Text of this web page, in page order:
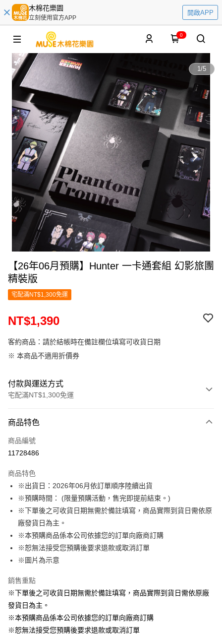
木棉花樂園
立刻使用官方APP
開啟APP
0
1/5
【26年06月預購】Hunter 一卡通套組 幻影旅團
精裝版
宅配滿NT$1,300免運
NT$1,390
客約商品：請於結帳時在備註欄位填寫可收貨日期
※ 本商品不適用折價券
付款與運送方式
宅配滿NT$1,300免運
信用卡一次付款
LINE Pay
悠遊付
Google Pay
ATM付款
運送方式
預購訂單-宅配專用(🔺不同預購月份建議分開結帳，避免整筆訂單等
每筆NT$100，滿NT$1,300(含以上)免運費
預購訂單-離島宅配專用-(澎湖/金門/馬祖)(🔺不同預購月份建議分開
結帳，避免整筆訂單等超久)
每筆NT$220
商品特色
商品編號
11728486
商品特色
※出貨日：2026年06月依訂單順序陸續出貨
※預購時間： (限量預購活動，售完即提前結束。)
※下單後之可收貨日期無需於備註填寫，商品實際到貨日需依原
廠發貨日為主。
※本預購商品係本公司依據您的訂單向廠商訂購
※恕無法接受您預購後要求退款或取消訂單
※圖片為示意
銷售重點
※下單後之可收貨日期無需於備註填寫，商品實際到貨日需依原廠
發貨日為主。
※本預購商品係本公司依據您的訂單向廠商訂購
※恕無法接受您預購後要求退款或取消訂單